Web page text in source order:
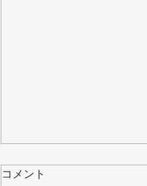
【控訴審判決,元学生
コメント